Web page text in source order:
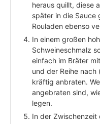
heraus quillt, diese
später in die Sauce
Rouladen ebenso
In einem großen
Schweineschmalz
einfach im Bräter
und der Reihe
kräftig anbraten.
angebraten sind,
legen.
In der